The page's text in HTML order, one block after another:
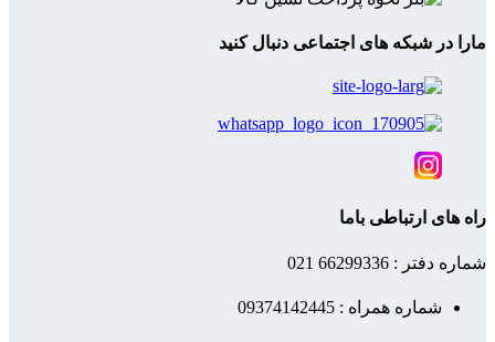
مارا در شبکه های اجتماعی دنبال کنید
راه های ارتباطی باما
شماره دفتر : 66299336 021
شماره همراه : 09374142445